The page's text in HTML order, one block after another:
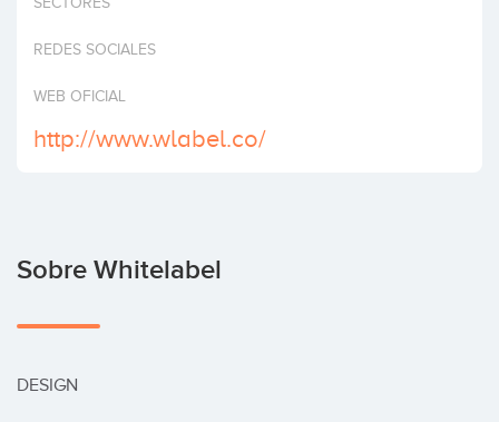
REDES SOCIALES
WEB OFICIAL
http://www.wlabel.co/
Sobre Whitelabel
DESIGN